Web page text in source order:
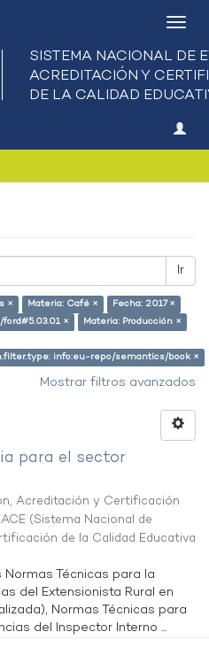
Ir
× Materia: Café ×
Fecha: 2017 ×
×
Materia: Producción ×
info:eu-repo/semantics/book ×
Mostrar filtros avanzados
para el sector
Acreditación y Certificación
(Sistema Nacional de
de la Calidad Educativa
Técnicas para la
del Extensionista Rural en
Normas Técnicas para
del Inspector Interno ...